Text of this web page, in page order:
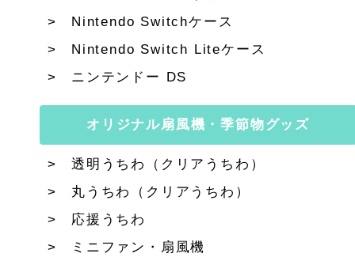
Nintendo Switchケース
Nintendo Switch Liteケース
ニンテンドー DS
オリジナル扇風機・季節物グッズ
透明うちわ（クリアうちわ）
丸うちわ（クリアうちわ）
応援うちわ
ミニファン・扇風機